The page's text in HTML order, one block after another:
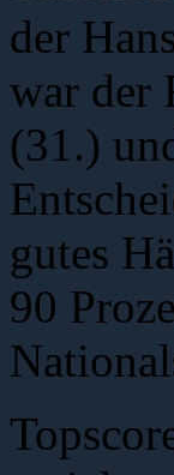
der
war der
(31.)
gutes
90